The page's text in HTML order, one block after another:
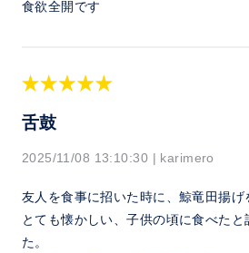
食欲全開です
舌鼓
2025/11/08 13:10:30 | karimero
友人を食事に招いた時に、鯨竜田揚げ
とても懐かしい、子供の頃に食べたと
た。